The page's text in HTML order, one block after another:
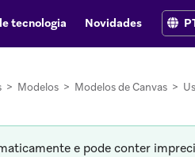
tecnologia Novidades
> Modelos > Modelos de Canvas >
e pode conter